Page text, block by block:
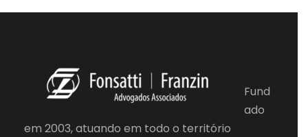
Fund
ado
em 2003, atuando em todo o território